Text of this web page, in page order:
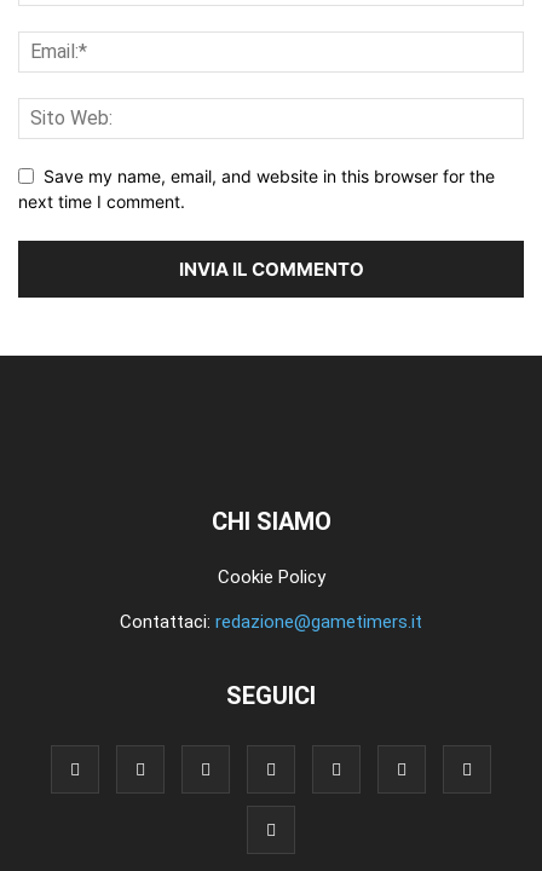
Save my name, email, and website in this browser for the
next time I comment.
CHI SIAMO
Cookie Policy
Contattaci: redazione@gametimers.it
SEGUICI